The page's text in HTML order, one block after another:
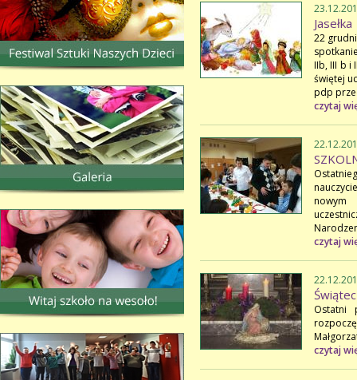
Jasełka
22
IIb, III b i
świętej
pdp
czytaj
nowym
czytaj
Ostatni
czytaj